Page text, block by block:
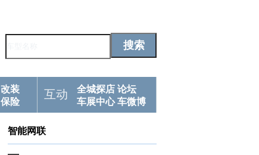
改装
保险
互动 全城探店 论坛
车展中心 车微博
智能网联